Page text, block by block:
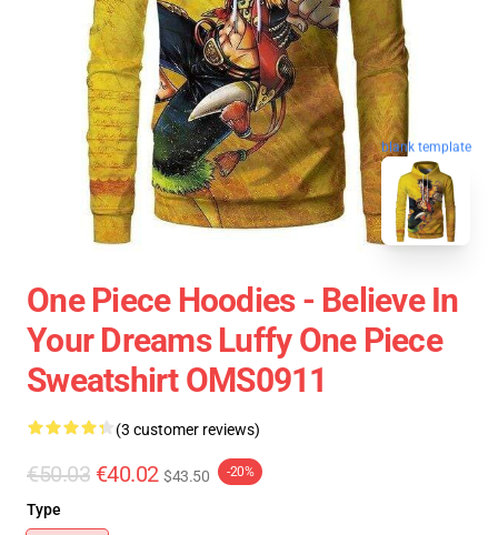
blank template
One Piece Hoodies - Believe In
Your Dreams Luffy One Piece
Sweatshirt OMS0911
(3 customer reviews)
€50.03 €40.02 $43.50 -20%
Type